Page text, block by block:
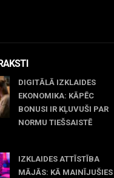
DIGITĀLĀ IZKLAIDES
EKONOMIKA: KĀPĒC
BONUSI IR KĻUVUŠI PAR
NORMU TIEŠSAISTĒ
IZKLAIDES ATTĪSTĪBA
MĀJĀS: KĀ MAINĪJUŠIES